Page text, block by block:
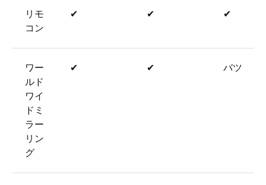
リモ
コン
✔ ✔ ✔
ワー
ルド
ワイ
ドミ
ラー
リン
グ
✔ ✔ バツ